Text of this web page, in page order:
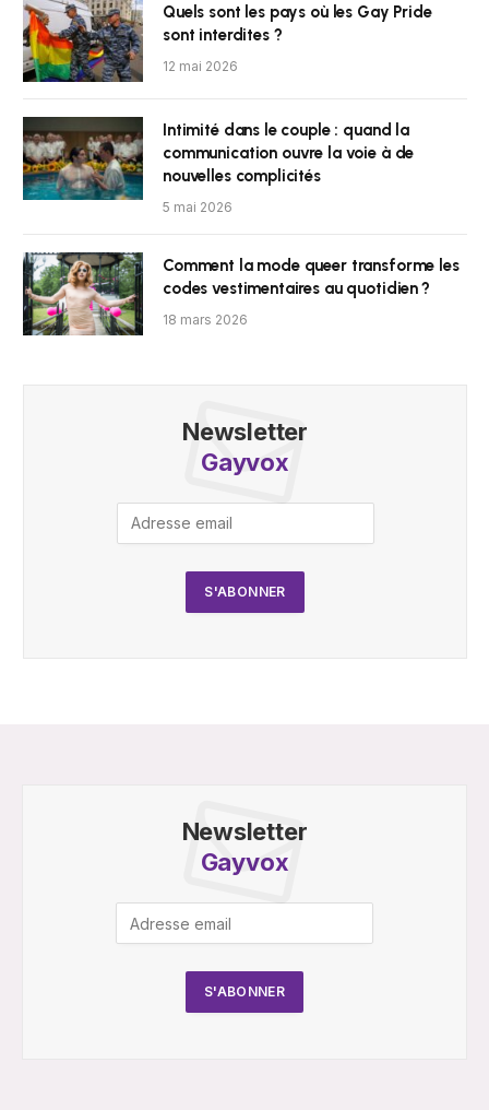
Quels sont les pays où les Gay Pride
sont interdites ?
12 mai 2026
Intimité dans le couple : quand la
communication ouvre la voie à de
nouvelles complicités
5 mai 2026
Comment la mode queer transforme les
codes vestimentaires au quotidien ?
18 mars 2026
Newsletter
Gayvox
Newsletter
Gayvox